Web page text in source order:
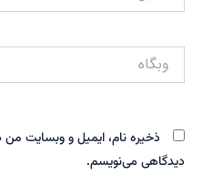
ذخیره نام، ایمیل و وبسایت من
دیدگاهی می‌نویسم.